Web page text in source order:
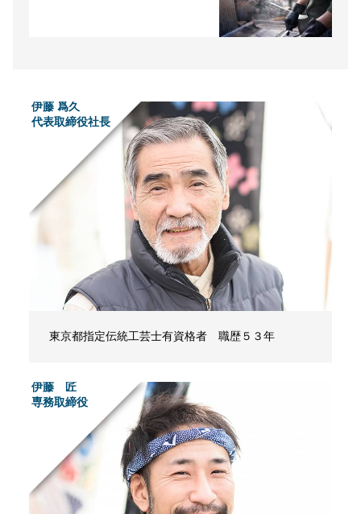
伊藤 爲久
代表取締役社長
東京都指定伝統工芸士有資格者 職歴５３年
伊藤 匠
専務取締役